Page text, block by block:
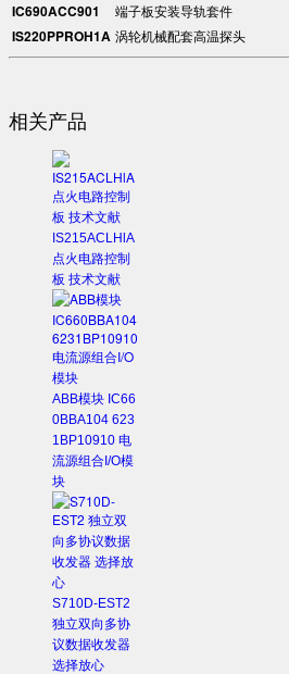
IC690ACC901 端子板安装导轨套件
IS220PPROH1A 涡轮机械配套高温探头
相关产品
IS215ACLHlA
点火电路控制
板 技术文献
ABB模块 IC66
0BBA104 623
1BP10910 电
流源组合I/O模
块
S710D-EST2
独立双向多协
议数据收发器
选择放心